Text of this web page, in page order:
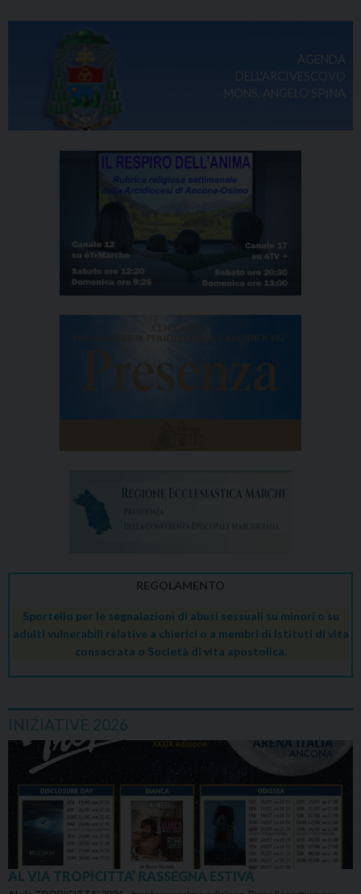
AGENDA
DELL'ARCIVESCOVO
MONS. ANGELO SPINA
REGOLAMENTO
Sportello per le segnalazioni di abusi sessuali su minori o su
adulti vulnerabili relative a chierici o a membri di Istituti di vita
consacrata o Società di vita apostolica.
INIZIATIVE 2026
AL VIA TROPICITTA’ RASSEGNA ESTIVA